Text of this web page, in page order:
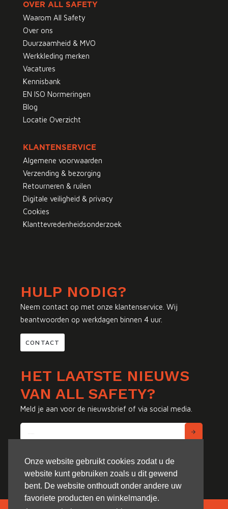
Onze website gebruikt cookies zodat u de
website kunt gebruiken zoals u dit gewend
bent. De website onthoudt onder andere uw
favoriete producten en winkelmandje.
OVER ALL SAFETY
Waarom All Safety
Over ons
Duurzaamheid & MVO
Werkkleding merken
Vacatures
Kennisbank
EN ISO Normeringen
Blog
Locatie Overzicht
KLANTENSERVICE
Algemene voorwaarden
Verzending & bezorging
Retourneren & ruilen
Digitale veiligheid & privacy
Cookies
Klanttevredenheidsonderzoek
HULP NODIG?
Neem contact op met onze klantenservice. Wij
beantwoorden op werkdagen binnen 4 uur.
CONTACT
HET LAATSTE NIEUWS
VAN ALL SAFETY?
Meld je aan voor de nieuwsbrief of via social media.